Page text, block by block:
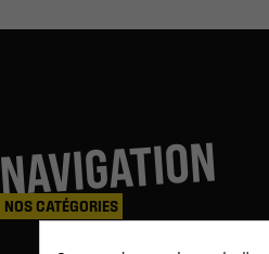
NAVIGATION
NOS CATÉGORIES